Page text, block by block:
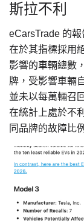
斯拉不利
eCarsTrade 的
在於其指標採用
影響的車輛總數
牌，受影響車輛
並未以每萬輛召
在統計上處於不
同品牌的故障比